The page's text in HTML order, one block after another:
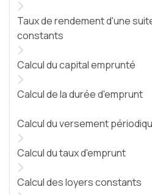
Taux de rendement d'une
constants
Calcul du capital emprunté
Calcul de la durée d'emprunt
Calcul du versement
Calcul du taux d'emprunt
Calcul des loyers constants